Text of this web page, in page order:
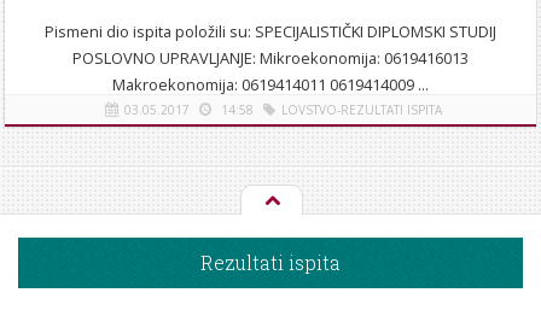
Pismeni dio ispita položili su: SPECIJALISTIČKI DIPLOMSKI STUDIJ
POSLOVNO UPRAVLJANJE: Mikroekonomija: 0619416013
Makroekonomija: 0619414011 0619414009 ...
03.05.2017 14:58 LOVSTVO-REZULTATI ISPITA
Rezultati ispita